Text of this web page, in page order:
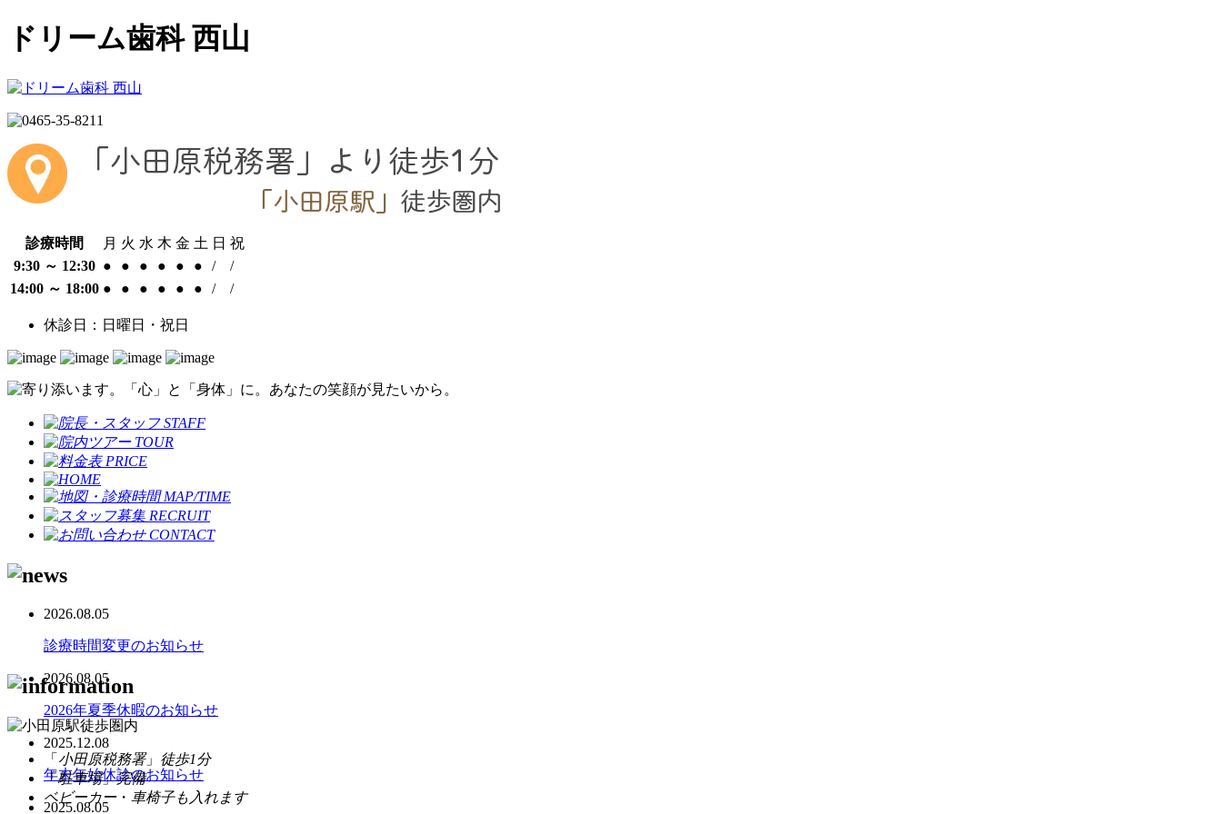
ドリーム歯科 西山
診療時間 月 火 水 木 金 土 日 祝
9:30 ～ 12:30 ● ● ● ● ● ● /
/
14:00 ～ 18:00 ● ● ● ● ● ● / /
休診日：日曜日・祝日
2026.08.05
診療時間変更のお知らせ
2026.08.05
2026年夏季休暇のお知らせ
2025.12.08
年末年始休診のお知らせ
2025.08.05
「 小田原税務署」 徒歩1分
「駐車場」完備
ベビーカー・ 車椅子も入れます